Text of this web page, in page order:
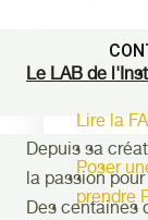
Lire la
Poser
prendre
Le LAB de
Depuis sa
la passion
Des centaines